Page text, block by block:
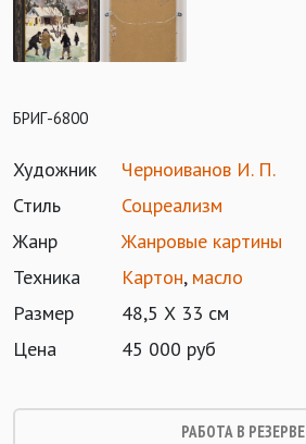
БРИГ-6800
Художник
Черноиванов И. П.
Стиль
Соцреализм
Жанр
Жанровые картины
Техника
Картон, масло
Размер
48,5 Х 33 см
Цена
45 000 руб
РАБОТА В РЕЗЕРВЕ